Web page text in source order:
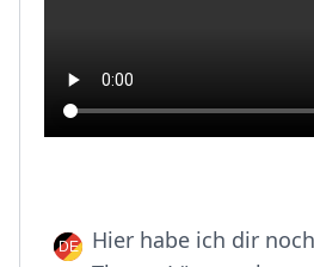
Hier habe ich dir